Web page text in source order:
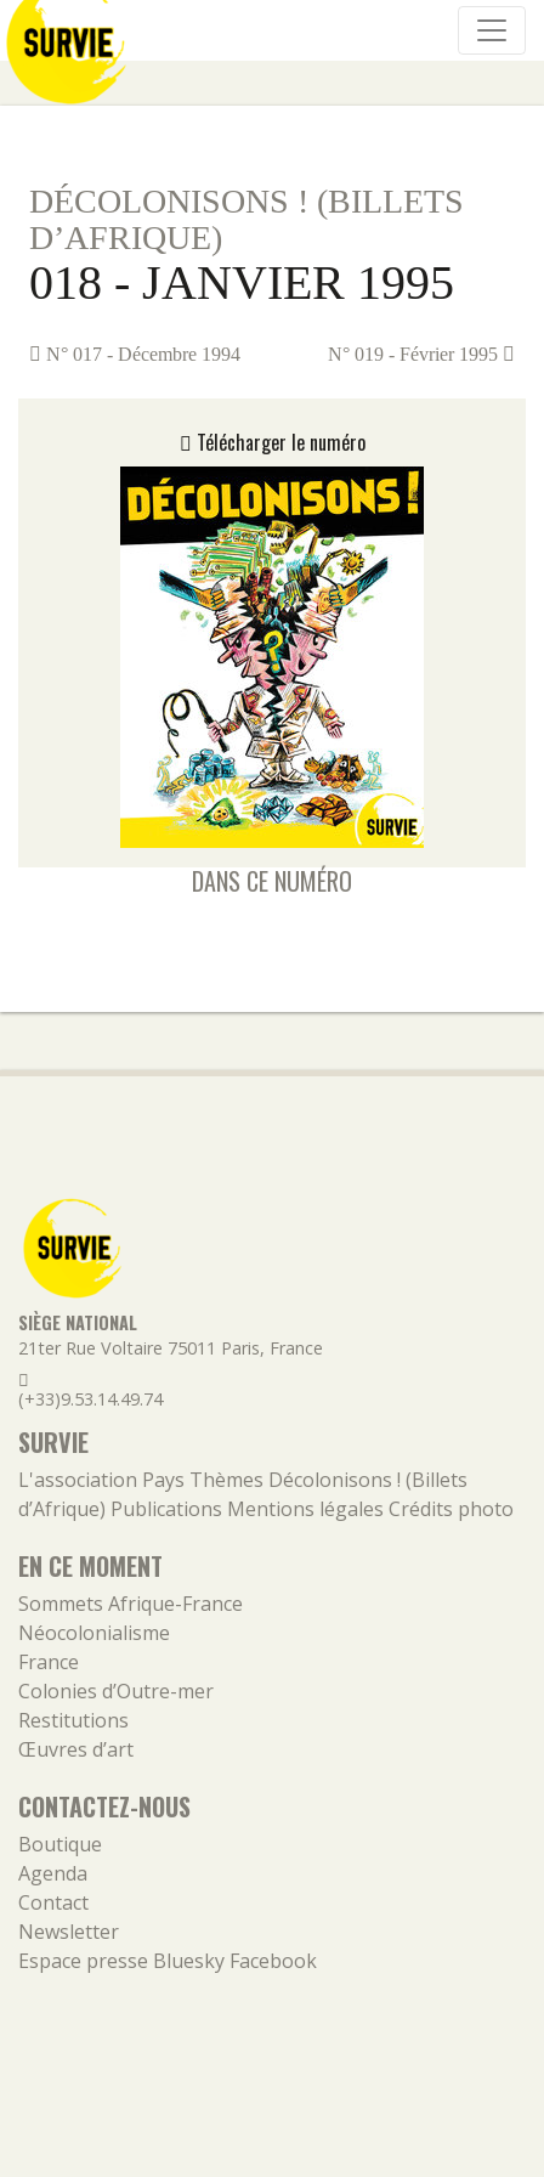
DÉCOLONISONS ! (BILLETS
D’AFRIQUE)
018 - JANVIER 1995
N° 017 - Décembre 1994 N° 019 - Février 1995
Télécharger le numéro
DANS CE NUMÉRO
SIÈGE NATIONAL
21ter Rue Voltaire 75011 Paris, France
(+33)9.53.14.49.74
SURVIE
L'association Pays Thèmes Décolonisons ! (Billets
d’Afrique) Publications Mentions légales Crédits photo
EN CE MOMENT
Sommets Afrique-France
Néocolonialisme
France
Colonies d’Outre-mer
Restitutions
Œuvres d’art
CONTACTEZ-NOUS
Boutique
Agenda
Contact
Newsletter
Espace presse Bluesky Facebook